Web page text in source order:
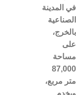
في المدينة
الصناعية
بالخرج،
على
مساحة
87,000
متر مربع،
ويخدم